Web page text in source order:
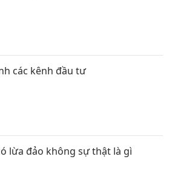
các kênh đầu tư
lừa đảo không sự thật là gì